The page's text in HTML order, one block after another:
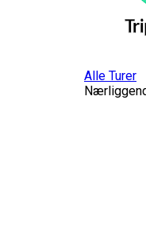
Alle Turer